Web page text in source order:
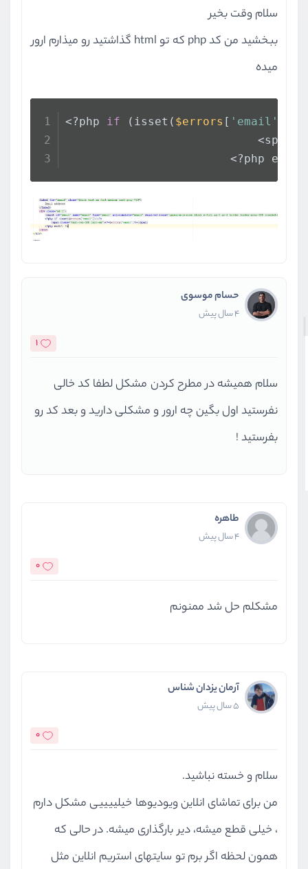
سلام وقت بخیر
ببخشید من کد php كه تو html گذاشتید رو میذارم ارور
میده
<?php if (isset( $errors [ 'email'
<span
<?php
حسام موسوی
4 سال پیش
1
سلام همیشه در مطرح کردن مشکل لطفا کد خالی
نفرستید اول بگین چه ارور و مشکلی دارید و بعد کد رو
بفرستید !
طاهره
4 سال پیش
0
مشكلم حل شد ممنونم
آرمان یزدان شناس
5 سال پیش
0
سلام و خسته نباشید.
من برای تماشای انلاین ویودیوها خیلییییی مشکل دارم
، خیلی قطع میشه، دیر بارگذاری میشه. در حالی که
همون لحظه اگر برم تو سایتهای استریم انلاین مثل